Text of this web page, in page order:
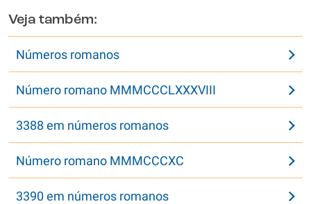
Veja também:
Números romanos
Número romano MMMCCCLXXXVIII
3388 em números romanos
Número romano MMMCCCXC
3390 em números romanos